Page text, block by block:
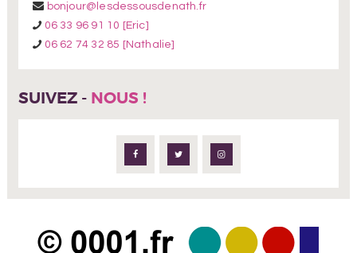
bonjour@lesdessousdenath.fr
06 33 96 91 10 [Eric]
06 62 74 32 85 [Nathalie]
SUIVEZ - NOUS !